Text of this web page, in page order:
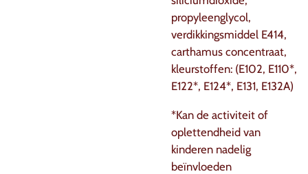
propyleenglycol,
verdikkingsmiddel E414,
carthamus concentraat,
kleurstoffen: (E102, E110*,
E122*, E124*, E131, E132A)
*Kan de activiteit of
oplettendheid van
kinderen nadelig
beïnvloeden